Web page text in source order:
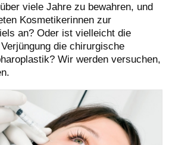
viele Jahre zu bewahren, und
Kosmetikerinnen zur
an? Oder ist vielleicht die
die chirurgische
Wir werden versuchen,